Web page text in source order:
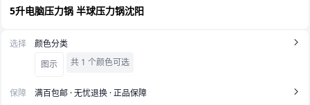
5升电脑压力锅 半球压力锅沈阳
选择
颜色分类
图示
共 1 个颜色可选
保障
满百包邮 · 无忧退换 · 正品保障